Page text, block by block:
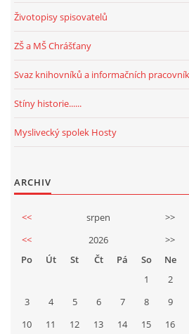
Životopisy spisovatelů
ZŠ a MŠ Chrášťany
Svaz knihovníků a informačních
Stíny historie......
Myslivecký spolek Hosty
ARCHIV
<< srpen
>>
<<
2026
>>
Po
Út St Čt Pá So
Ne
1
2
3
4 5 6 7 8
9
10
11 12 13 14 15
16